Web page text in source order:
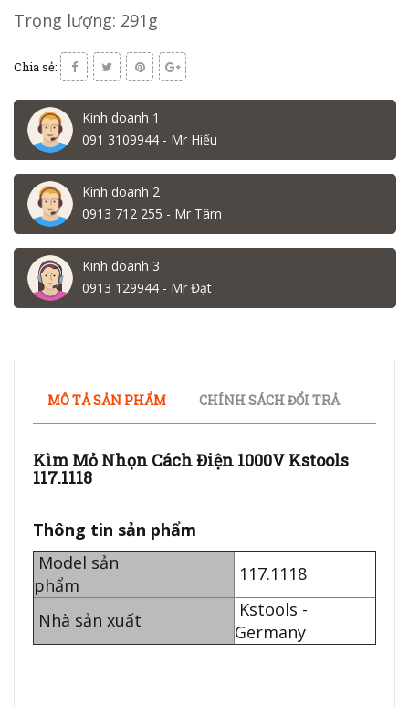
Trọng lượng: 291g
Chia sẻ:
Kinh doanh 1
091 3109944 - Mr Hiếu
Kinh doanh 2
0913 712 255 - Mr Tâm
Kinh doanh 3
0913 129944 - Mr Đạt
MÔ TẢ SẢN PHẨM CHÍNH SÁCH ĐỔI TRẢ
Kìm Mỏ Nhọn Cách Điện 1000V Kstools
117.1118
Thông tin sản phẩm
Model sản
phẩm
117.1118
Nhà sản xuất
Kstools -
Germany